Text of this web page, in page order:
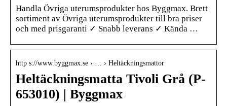
Handla Övriga uterumsprodukter hos Byggmax. Brett
sortiment av Övriga uterumsprodukter till bra priser
och med prisgaranti ✓ Snabb leverans ✓ Kända …
http s://www.byggmax.se › … › Heltäckningsmattor
Heltäckningsmatta Tivoli Grå (P-
653010) | Byggmax